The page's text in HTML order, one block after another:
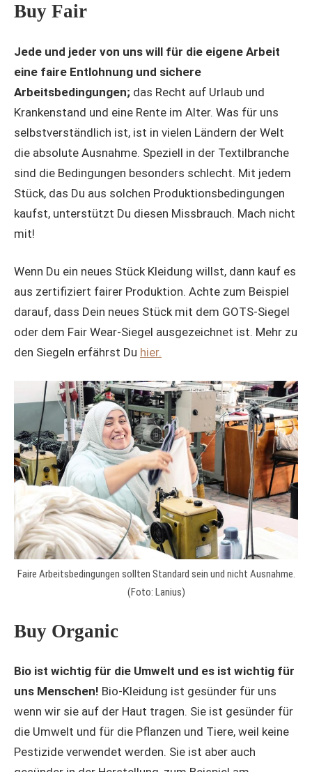
Buy Fair
Jede und jeder von uns will für die eigene Arbeit
eine faire Entlohnung und sichere
Arbeitsbedingungen; das Recht auf Urlaub und
Krankenstand und eine Rente im Alter. Was für uns
selbstverständlich ist, ist in vielen Ländern der Welt
die absolute Ausnahme. Speziell in der Textilbranche
sind die Bedingungen besonders schlecht. Mit jedem
Stück, das Du aus solchen Produktionsbedingungen
kaufst, unterstützt Du diesen Missbrauch. Mach nicht
mit!
Wenn Du ein neues Stück Kleidung willst, dann kauf es
aus zertifiziert fairer Produktion. Achte zum Beispiel
darauf, dass Dein neues Stück mit dem GOTS-Siegel
oder dem Fair Wear-Siegel ausgezeichnet ist. Mehr zu
den Siegeln erfährst Du hier.
Faire Arbeitsbedingungen sollten Standard sein und nicht Ausnahme.
(Foto: Lanius)
Buy Organic
Bio ist wichtig für die Umwelt und es ist wichtig für
uns Menschen! Bio-Kleidung ist gesünder für uns
wenn wir sie auf der Haut tragen. Sie ist gesünder für
die Umwelt und für die Pflanzen und Tiere, weil keine
Pestizide verwendet werden. Sie ist aber auch